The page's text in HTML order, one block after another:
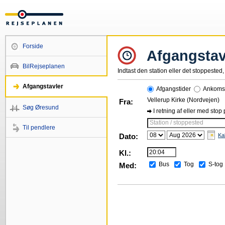
Forside
BilRejseplanen
Afgangstavler
Søg Øresund
Til pendlere
Indtast den station eller det
Afgangstider
Fra:
Vellerup Kirke (Nordvejen)
I retning af eller med stop
Station / stoppested
Dato:
Kl.:
Med:
Bus Tog S-tog